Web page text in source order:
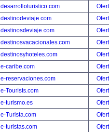
desarrolloturistico.com
destinodeviaje.com
destinosdeviaje.com
destinosvacacionales.com
destinosyhoteles.com
e-caribe.com
e-reservaciones.com
e-Tourists.com
e-turismo.es
e-Turista.com
e-turistas.com